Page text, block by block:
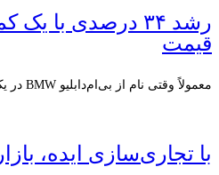
رشد ۳۴ درصدی با
قیمت
معمولاً وقتی نام از بی‌ام‌دابلیو BMW در یک کمپین تبلیغاتی...
با تجاری‌سازی ایده،